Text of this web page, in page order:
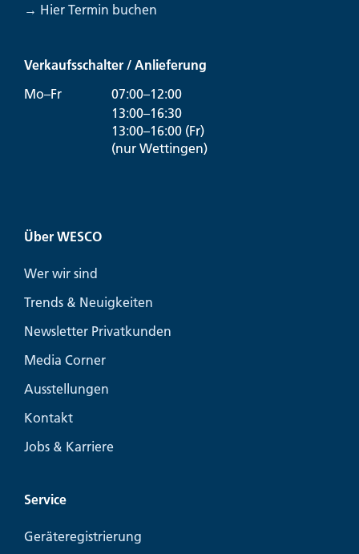
→ Hier Termin buchen
Verkaufsschalter / Anlieferung
Mo–Fr
07:00–12:00
13:00–16:30
13:00–16:00 (Fr)
(nur Wettingen)
Über WESCO
Wer wir sind
Trends & Neuigkeiten
Newsletter Privatkunden
Media Corner
Ausstellungen
Kontakt
Jobs & Karriere
Service
Geräteregistrierung